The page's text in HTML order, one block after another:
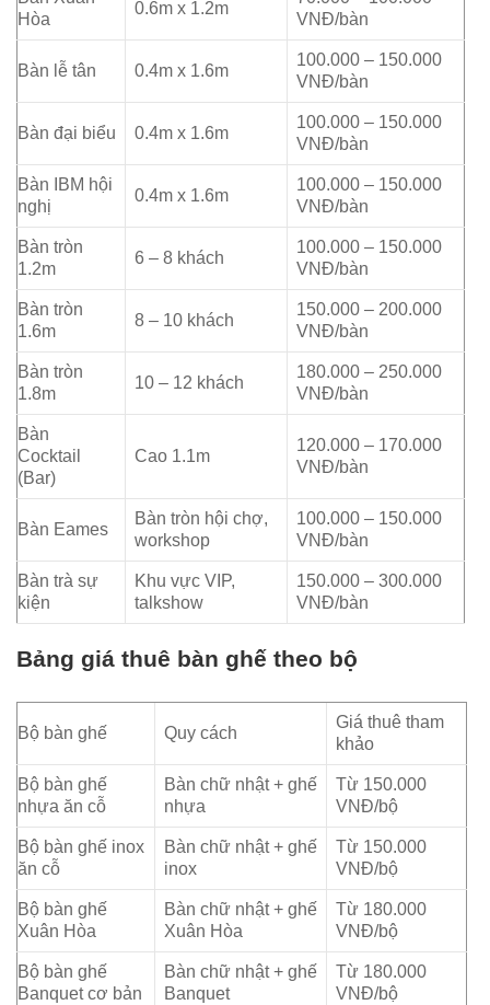
Hòa
0.6m x 1.2m
VNĐ/bàn
Bàn lễ tân 0.4m x 1.6m
100.000 – 150.000
VNĐ/bàn
Bàn đại biểu 0.4m x 1.6m
100.000 – 150.000
VNĐ/bàn
Bàn IBM hội
nghị
0.4m x 1.6m
100.000 – 150.000
VNĐ/bàn
Bàn tròn
1.2m
6 – 8 khách
100.000 – 150.000
VNĐ/bàn
Bàn tròn
1.6m
8 – 10 khách
150.000 – 200.000
VNĐ/bàn
Bàn tròn
1.8m
10 – 12 khách
180.000 – 250.000
VNĐ/bàn
Bàn
Cocktail
(Bar)
Cao 1.1m
120.000 – 170.000
VNĐ/bàn
Bàn Eames
Bàn tròn hội chợ,
workshop
100.000 – 150.000
VNĐ/bàn
Bàn trà sự
kiện
Khu vực VIP,
talkshow
150.000 – 300.000
VNĐ/bàn
Bảng giá thuê bàn ghế theo bộ
Bộ bàn ghế Quy cách
Giá thuê tham
khảo
Bộ bàn ghế
nhựa ăn cỗ
Bàn chữ nhật + ghế
nhựa
Từ 150.000
VNĐ/bộ
Bộ bàn ghế inox
ăn cỗ
Bàn chữ nhật + ghế
inox
Từ 150.000
VNĐ/bộ
Bộ bàn ghế
Xuân Hòa
Bàn chữ nhật + ghế
Xuân Hòa
Từ 180.000
VNĐ/bộ
Bộ bàn ghế
Banquet cơ bản
Bàn chữ nhật + ghế
Banquet
Từ 180.000
VNĐ/bộ